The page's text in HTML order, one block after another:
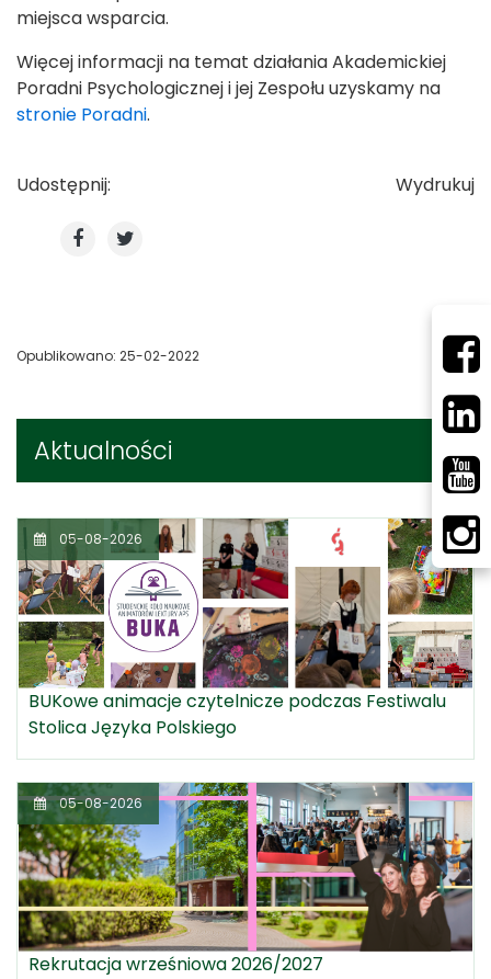
Aktualności
05-08-2026
BUKowe animacje czytelnicze podczas Festiwalu
Stolica Języka Polskiego
05-08-2026
Rekrutacja wrześniowa 2026/2027
miejsca wsparcia.
Więcej informacji na temat działania Akademickiej
Poradni Psychologicznej i jej Zespołu uzyskamy na
stronie Poradni.
Udostępnij: Wydrukuj
Opublikowano: 25-02-2022